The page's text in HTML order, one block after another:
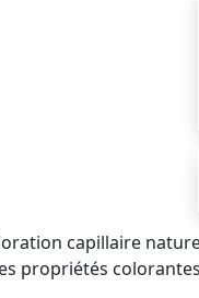
capillaire
propriétés